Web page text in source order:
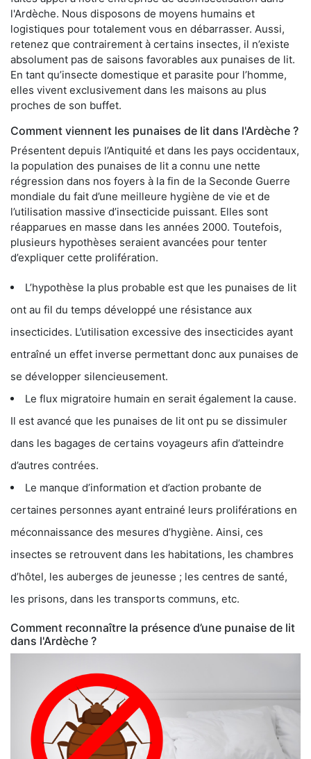
l'Ardèche. Nous disposons de moyens humains et
logistiques pour totalement vous en débarrasser. Aussi,
retenez que contrairement à certains insectes, il n’existe
absolument pas de saisons favorables aux punaises de lit.
En tant qu’insecte domestique et parasite pour l’homme,
elles vivent exclusivement dans les maisons au plus
proches de son buffet.
Comment viennent les punaises de lit dans l'Ardèche ?
Présentent depuis l’Antiquité et dans les pays occidentaux,
la population des punaises de lit a connu une nette
régression dans nos foyers à la fin de la Seconde Guerre
mondiale du fait d’une meilleure hygiène de vie et de
l’utilisation massive d’insecticide puissant. Elles sont
réapparues en masse dans les années 2000. Toutefois,
plusieurs hypothèses seraient avancées pour tenter
d’expliquer cette prolifération.
L’hypothèse la plus probable est que les punaises de lit
ont au fil du temps développé une résistance aux
insecticides. L’utilisation excessive des insecticides ayant
entraîné un effet inverse permettant donc aux punaises de
se développer silencieusement.
Le flux migratoire humain en serait également la cause.
Il est avancé que les punaises de lit ont pu se dissimuler
dans les bagages de certains voyageurs afin d’atteindre
d’autres contrées.
Le manque d’information et d’action probante de
certaines personnes ayant entrainé leurs proliférations en
méconnaissance des mesures d’hygiène. Ainsi, ces
insectes se retrouvent dans les habitations, les chambres
d’hôtel, les auberges de jeunesse ; les centres de santé,
les prisons, dans les transports communs, etc.
Comment reconnaître la présence d’une punaise de lit
dans l'Ardèche ?